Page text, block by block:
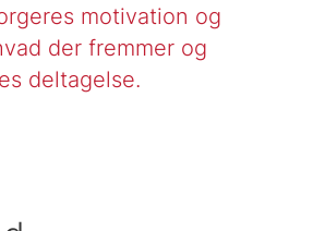
motivation og
der fremmer og
deltagelse.